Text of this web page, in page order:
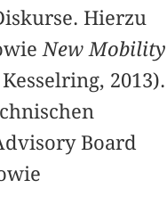
Hierzu
New Mobility
2013).
Board